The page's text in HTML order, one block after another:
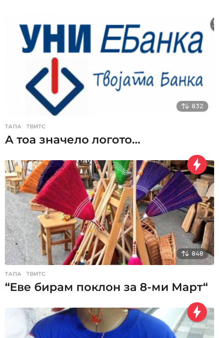
832
ТАПА ,ТВИТС
А тоа значело логото…
848
ТАПА ,ТВИТС
“Еве бирам поклон за 8-ми Март“